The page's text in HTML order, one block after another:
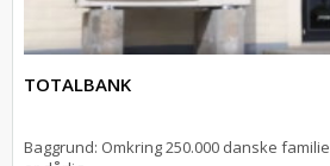
TOTALBANK
Baggrund: Omkring 250.000 danske